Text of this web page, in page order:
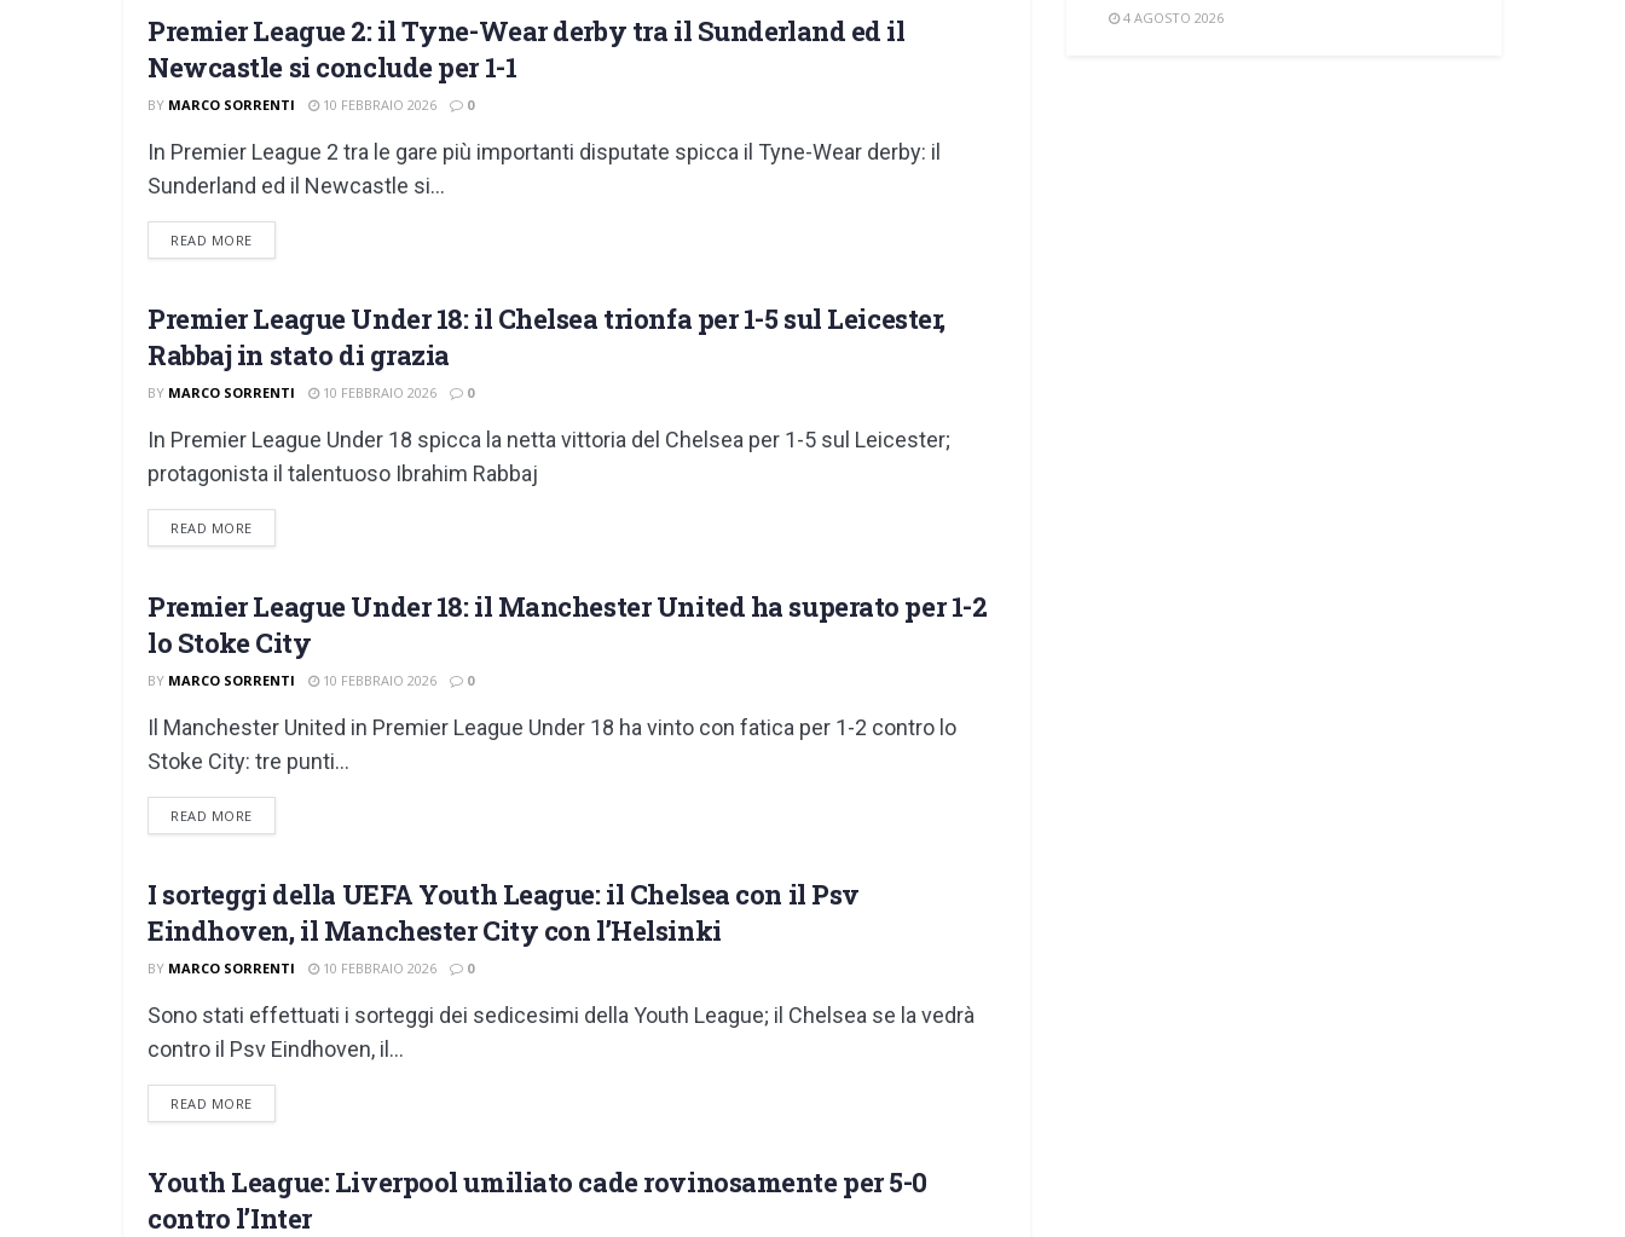
GIOVANILI
Premier League 2: il Tyne-Wear derby tra il Sunderland ed il
Newcastle si conclude per 1-1
BY MARCO SORRENTI 10 FEBBRAIO 2026 0
In Premier League 2 tra le gare più importanti disputate spicca il Tyne-Wear derby: il
Sunderland ed il Newcastle si...
READ MOREDETAILS
GIOVANILI
Premier League Under 18: il Chelsea trionfa per 1-5 sul Leicester,
Rabbaj in stato di grazia
BY MARCO SORRENTI 10 FEBBRAIO 2026 0
In Premier League Under 18 spicca la netta vittoria del Chelsea per 1-5 sul Leicester;
protagonista il talentuoso Ibrahim Rabbaj
READ MOREDETAILS
GIOVANILI
Premier League Under 18: il Manchester United ha superato per 1-2
lo Stoke City
BY MARCO SORRENTI 10 FEBBRAIO 2026 0
Il Manchester United in Premier League Under 18 ha vinto con fatica per 1-2 contro lo
Stoke City: tre punti...
READ MOREDETAILS
GIOVANILI
I sorteggi della UEFA Youth League: il Chelsea con il Psv
Eindhoven, il Manchester City con l’Helsinki
BY MARCO SORRENTI 10 FEBBRAIO 2026 0
Sono stati effettuati i sorteggi dei sedicesimi della Youth League; il Chelsea se la vedrà
contro il Psv Eindhoven, il...
READ MOREDETAILS
GIOVANILI
Youth League: Liverpool umiliato cade rovinosamente per 5-0
contro l’Inter
4 AGOSTO 2026